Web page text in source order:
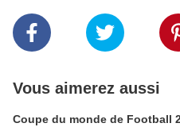
Vous aimerez aussi
Coupe du monde de Football